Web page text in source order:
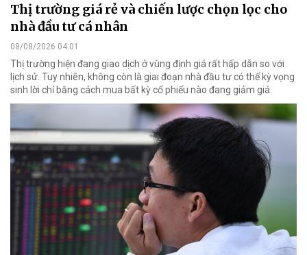
Thị trường giá rẻ và chiến lược chọn lọc cho
nhà đầu tư cá nhân
08/08/2026 04:01
Thị trường hiện đang giao dịch ở vùng định giá rất hấp dẫn so với
lịch sử. Tuy nhiên, không còn là giai đoạn nhà đầu tư có thể kỳ vọng
sinh lời chỉ bằng cách mua bất kỳ cổ phiếu nào đang giảm giá.